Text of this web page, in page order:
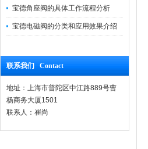
宝德角座阀的具体工作流程分析
宝德电磁阀的分类和应用效果介绍
联系我们 Contact
地址：上海市普陀区中江路889号曹
杨商务大厦1501
联系人：崔尚